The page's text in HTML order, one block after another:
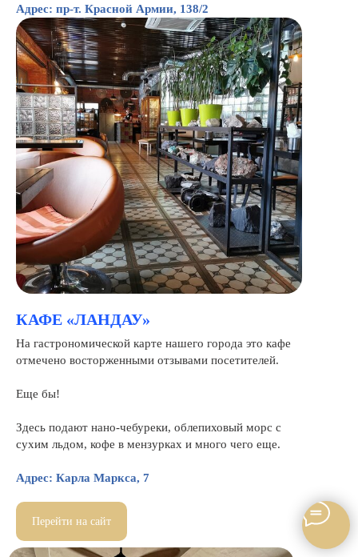
Адрес: пр-т. Красной Армии, 138/2
КАФЕ «ЛАНДАУ»
На гастрономической карте нашего города это кафе
отмечено восторженными отзывами посетителей.
Еще бы!
Здесь подают нано-чебуреки, облепиховый морс с
сухим льдом, кофе в мензурках и много чего еще.
Адрес: Карла Маркса, 7
Перейти на сайт